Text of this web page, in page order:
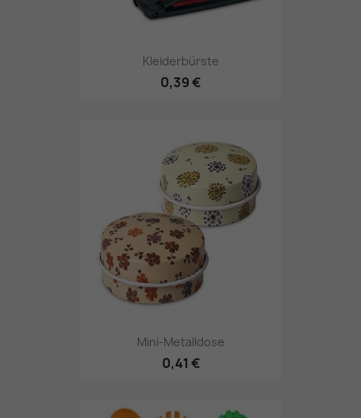
Kleiderbürste
0,39 €
Mini-Metalldose
0,41 €